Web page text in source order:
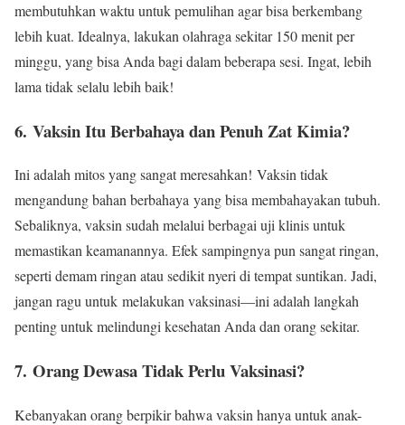
membutuhkan waktu untuk pemulihan agar bisa berkembang
lebih kuat. Idealnya, lakukan olahraga sekitar 150 menit per
minggu, yang bisa Anda bagi dalam beberapa sesi. Ingat, lebih
lama tidak selalu lebih baik!
6. Vaksin Itu Berbahaya dan Penuh Zat Kimia?
Ini adalah mitos yang sangat meresahkan! Vaksin tidak
mengandung bahan berbahaya yang bisa membahayakan tubuh.
Sebaliknya, vaksin sudah melalui berbagai uji klinis untuk
memastikan keamanannya. Efek sampingnya pun sangat ringan,
seperti demam ringan atau sedikit nyeri di tempat suntikan. Jadi,
jangan ragu untuk melakukan vaksinasi—ini adalah langkah
penting untuk melindungi kesehatan Anda dan orang sekitar.
7. Orang Dewasa Tidak Perlu Vaksinasi?
Kebanyakan orang berpikir bahwa vaksin hanya untuk anak-